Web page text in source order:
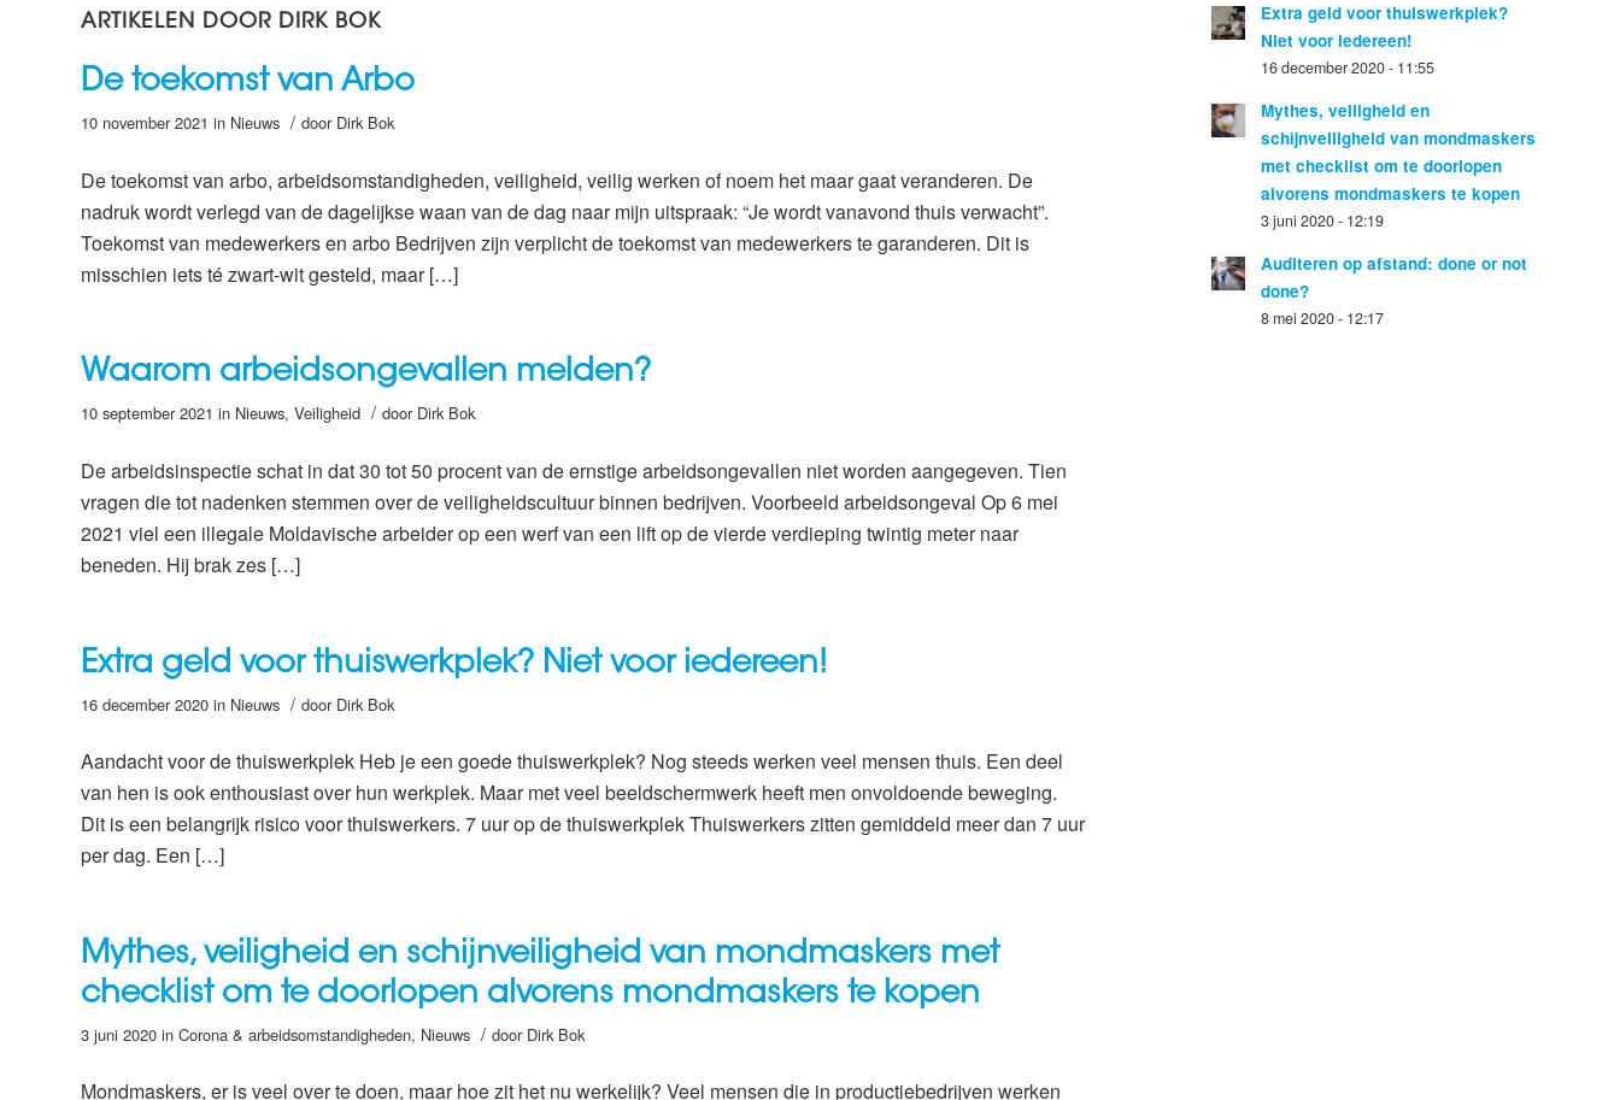
ARTIKELEN DOOR DIRK BOK
De toekomst van Arbo
10 november 2021 in Nieuws / door Dirk Bok
De toekomst van arbo, arbeidsomstandigheden, veiligheid, veilig werken of noem het maar gaat veranderen. De
nadruk wordt verlegd van de dagelijkse waan van de dag naar mijn uitspraak: “Je wordt vanavond thuis verwacht”.
Toekomst van medewerkers en arbo Bedrijven zijn verplicht de toekomst van medewerkers te garanderen. Dit is
misschien iets té zwart-wit gesteld, maar […]
Waarom arbeidsongevallen melden?
10 september 2021 in Nieuws, Veiligheid / door Dirk Bok
De arbeidsinspectie schat in dat 30 tot 50 procent van de ernstige arbeidsongevallen niet worden aangegeven. Tien
vragen die tot nadenken stemmen over de veiligheidscultuur binnen bedrijven. Voorbeeld arbeidsongeval Op 6 mei
2021 viel een illegale Moldavische arbeider op een werf van een lift op de vierde verdieping twintig meter naar
beneden. Hij brak zes […]
Extra geld voor thuiswerkplek? Niet voor iedereen!
16 december 2020 in Nieuws / door Dirk Bok
Aandacht voor de thuiswerkplek Heb je een goede thuiswerkplek? Nog steeds werken veel mensen thuis. Een deel
van hen is ook enthousiast over hun werkplek. Maar met veel beeldschermwerk heeft men onvoldoende beweging.
Dit is een belangrijk risico voor thuiswerkers. 7 uur op de thuiswerkplek Thuiswerkers zitten gemiddeld meer dan 7 uur
per dag. Een […]
Mythes, veiligheid en schijnveiligheid van mondmaskers met
checklist om te doorlopen alvorens mondmaskers te kopen
3 juni 2020 in Corona & arbeidsomstandigheden, Nieuws / door Dirk Bok
Mondmaskers, er is veel over te doen, maar hoe zit het nu werkelijk? Veel mensen die in productiebedrijven werken
Extra geld voor thuiswerkplek?
Niet voor iedereen!
16 december 2020 - 11:55
Mythes, veiligheid en
schijnveiligheid van mondmaskers
met checklist om te doorlopen
alvorens mondmaskers te kopen
3 juni 2020 - 12:19
Auditeren op afstand: done or not
done?
8 mei 2020 - 12:17